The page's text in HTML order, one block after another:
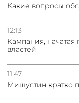
Какие вопросы
12:13
Кампания, начатая
властей
11:47
Мишустин кратко